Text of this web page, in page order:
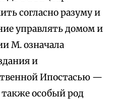
согласно разуму и
управлять домом и
М. означала
и
Ипостасью —
особый род